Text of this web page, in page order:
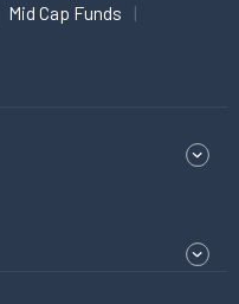
Mid Cap Funds